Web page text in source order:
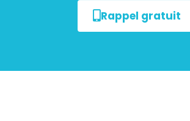
Rappel gratuit